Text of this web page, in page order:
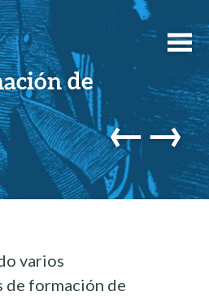
de
←→
varios
formación de